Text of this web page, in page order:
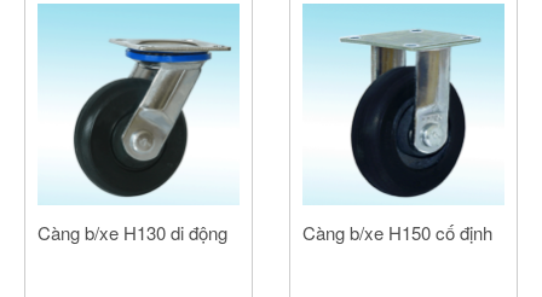
Càng b/xe H130 di động Càng b/xe H150 cố định